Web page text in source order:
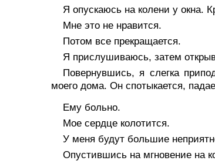
Я опускаюсь на колени у окна.
Мне это не нравится.
Потом все прекращается.
Я прислушиваюсь, затем
Повернувшись, я слегка
моего дома. Он спотыкается,
Ему больно.
Мое сердце колотится.
У меня будут большие
Опустившись на мгновение на